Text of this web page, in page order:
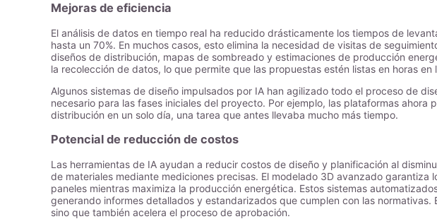
Mejoras de eficiencia
El análisis de datos en tiempo real ha reducido drásticamente los tiempos de
hasta un 70%. En muchos casos, esto elimina la necesidad de visitas de
diseños de distribución, mapas de sombreado y estimaciones de producción
la recolección de datos, lo que permite que las propuestas estén listas en horas en
Algunos sistemas de diseño impulsados por IA han agilizado todo el proceso de
necesario para las fases iniciales del proyecto. Por ejemplo, las plataformas ahora
distribución en un solo día, una tarea que antes llevaba mucho más tiempo.
Potencial de reducción de costos
Las herramientas de IA ayudan a reducir costos de diseño y planificación al
de materiales mediante mediciones precisas. El modelado 3D avanzado garantiza
paneles mientras maximiza la producción energética. Estos sistemas
generando informes detallados y estandarizados que cumplen con las normativas.
sino que también acelera el proceso de aprobación.